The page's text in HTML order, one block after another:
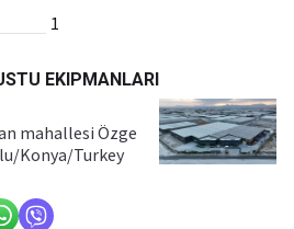
1
EKIPMANLARI
mahallesi Özge
Konya/Turkey